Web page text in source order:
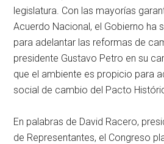
legislatura. Con las mayorías
Acuerdo Nacional, el Gobierno ha
para adelantar las reformas de
presidente Gustavo Petro en su
que el ambiente es propicio para
social de cambio del Pacto
En palabras de David Racero,
de Representantes, el Congreso